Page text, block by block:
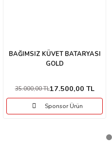
BAĞIMSIZ KÜVET BATARYASI
GOLD
35.000,00 TL17.500,00 TL
Sponsor Ürün